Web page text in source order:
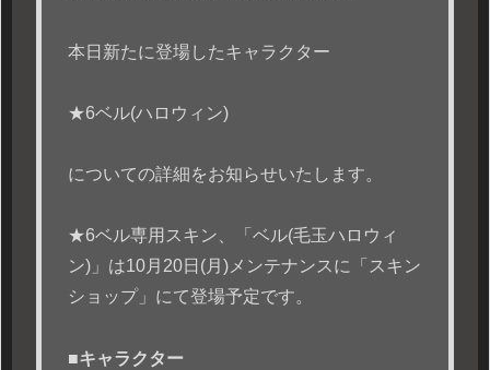
本日新たに登場したキャラクター
★6ベル(ハロウィン)
についての詳細をお知らせいたします。
★6ベル専用スキン、「ベル(毛玉ハロウィ
ン)」は10月20日(月)メンテナンスに「スキン
ショップ」にて登場予定です。
■キャラクター